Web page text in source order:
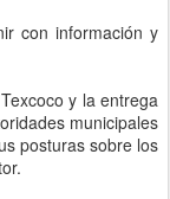
con información y
y la entrega
municipales
posturas sobre los